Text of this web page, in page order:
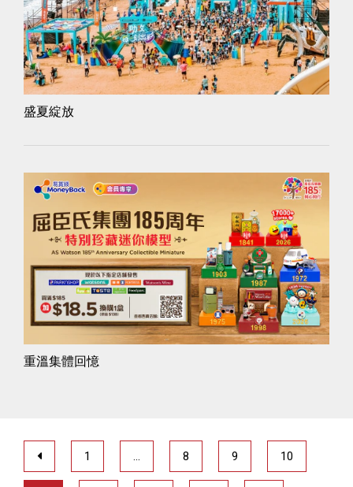
盛夏綻放
重溫集體回憶
1 … 8 9 10